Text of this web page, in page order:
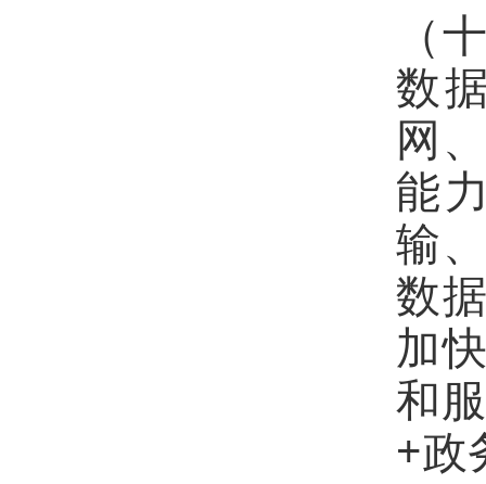
（
数
网
能
输
数
加
和
+政